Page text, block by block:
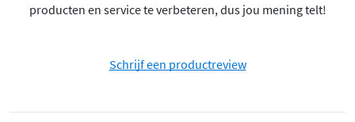
producten en service te verbeteren, dus jou mening telt!
Schrijf een productreview